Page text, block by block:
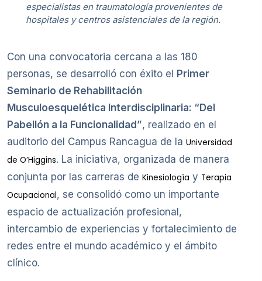
especialistas en traumatología provenientes de
hospitales y centros asistenciales de la región.
Con una convocatoria cercana a las 180
personas, se desarrolló con éxito el
Primer
Seminario de Rehabilitación
Musculoesquelética Interdisciplinaria: “Del
Pabellón a la Funcionalidad”, realizado en el
auditorio del Campus Rancagua de la Universidad
de O’Higgins. La iniciativa, organizada de manera
conjunta por las carreras de Kinesiología y Terapia
Ocupacional, se consolidó como un importante
espacio de actualización profesional,
intercambio de experiencias y fortalecimiento de
redes entre el mundo académico y el ámbito
clínico.